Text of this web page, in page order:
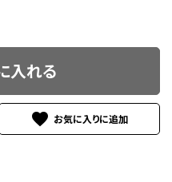
入れる
favorite